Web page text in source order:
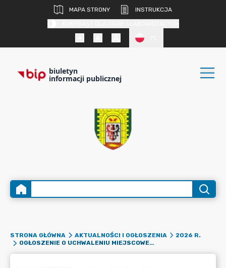
MAPA STRONY
INSTRUKCJA
biuletyn
informacji publicznej
STRONA GŁÓWNA AKTUALNOŚCI I OGŁOSZENIA
2026 R.
OGŁOSZENIE O UCHWALENIU MIEJSCOWEGO PLANU ZAGOSPODAROWANIA PRZESTRZENNEGO DLA OBSZARU - IV W OBRĘBIE POSTOLICE, SOBOLEW, BUDZISZÓW MAŁY, BUDZISZÓW WIELKI,